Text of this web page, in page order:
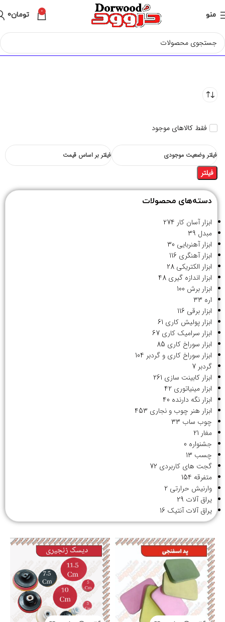
منو 0 تومان0
فقط کالاهای موجود
فیلتر وضعیت موجودی فیلتر بر اساس قیمت
فیلتر
دسته‌های محصولات
ابزار آسان کار 274
مبدل 39
ابزار آهنربایی 30
ابزار آهنگری 116
ابزار الکتریکی 28
ابزار اندازه گیری 48
ابزار برش 100
اره 33
ابزار برقی 116
ابزار پولیش کاری 61
ابزار سرامیک کاری 67
ابزار سوراخ کاری 85
ابزار سوراخ کاری و گردبر 104
گردبر 7
ابزار کابینت سازی 261
ابزار مینیاتوری 42
ابزار نگه دارنده 40
ابزار هنر چوب و نجاری 453
چوب ساب 33
مغار 21
جشنواره 0
چسب 13
گجت های کاربردی 72
متفرقه 154
وارنیش حرارتی 2
یراق آلات 29
یراق آلات آنتیک 16